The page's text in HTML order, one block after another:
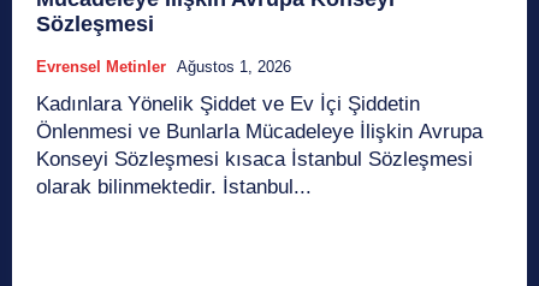
Sözleşmesi
Evrensel Metinler Ağustos 1, 2026
Kadınlara Yönelik Şiddet ve Ev İçi Şiddetin
Önlenmesi ve Bunlarla Mücadeleye İlişkin Avrupa
Konseyi Sözleşmesi kısaca İstanbul Sözleşmesi
olarak bilinmektedir. İstanbul...